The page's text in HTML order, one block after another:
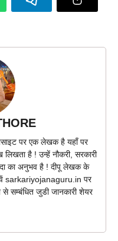
पर एक लेखक है यहाँ पर
है ! उन्हें नौकरी, सरकारी
का अनुभव है ! दीपू लेखक के
वें sarkariyojanaguru.in पर
सम्बंधित जुडी जानकारी शेयर